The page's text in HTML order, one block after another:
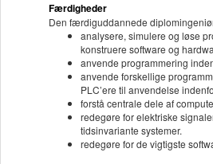
Færdigheder
Den færdiguddannede
analysere, simulere og løse
konstruere software og
anvende programmering
anvende forskellige
PLC’ere til anvendelse
forstå centrale dele af
redegøre for elektriske
tidsinvariante systemer.
redegøre for de vigtigste